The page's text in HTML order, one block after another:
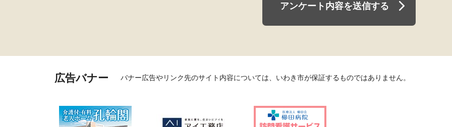
アンケート内容を送信する
広告バナー バナー広告やリンク先のサイト内容については、いわき市が保証するものではありません。